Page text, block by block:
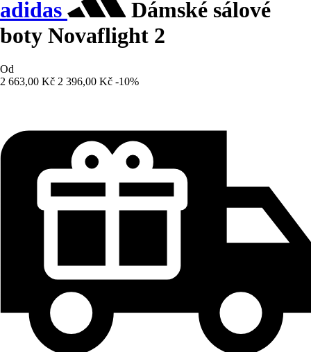
adidas
Dámské sálové
boty Novaflight 2
Od
2 663,00 Kč 2 396,00 Kč -10%